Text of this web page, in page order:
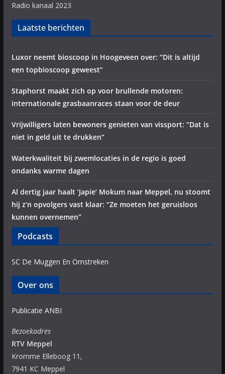
Radio kanaal 2023
Laatste berichten
Luxor neemt bioscoop in Hoogeveen over: “Dit is altijd
een topbioscoop geweest”
Staphorst maakt zich op voor brullende motoren:
internationale grasbaanraces staan voor de deur
Vrijwilligers laten bewoners genieten van vissport: “Dat is
niet in geld uit te drukken”
Waterkwaliteit bij zwemlocaties in de regio is goed
ondanks warme dagen
Al dertig jaar haalt ‘Japie’ Mokum naar Meppel, nu stoomt
hij z’n opvolgers vast klaar: “Ze moeten het geruisloos
kunnen overnemen”
Podcasts
SC De Muggen En Omstreken
Over ons
Publicatie ANBI
Bezoekadres
RTV Meppel
Kromme Elleboog 11,
7941 KC Meppel